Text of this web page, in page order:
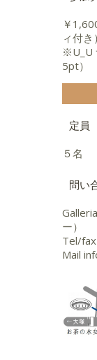
￥
ィ付き）
※U_U
5pt）
定員
５名
問い
ー）
Tel/fax
Mail